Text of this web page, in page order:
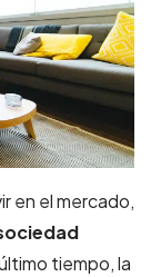
en el mercado,
tiempo, la